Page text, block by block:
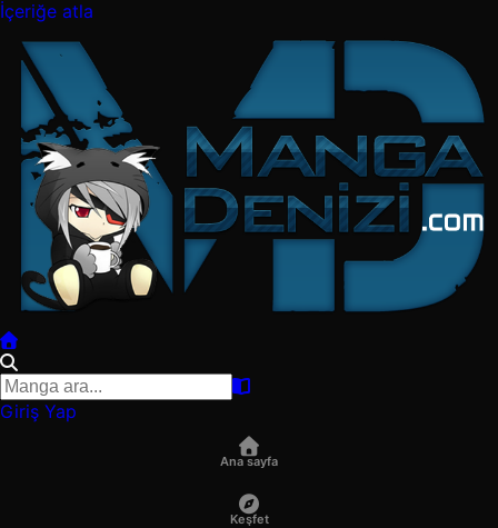
İçeriğe atla
Giriş Yap
Ana sayfa
Keşfet